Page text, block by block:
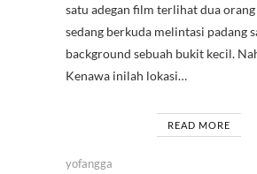
satu adegan film terlihat dua orang
sedang berkuda melintasi padang
background sebuah bukit kecil.
Kenawa inilah lokasi…
READ MORE
yofangga